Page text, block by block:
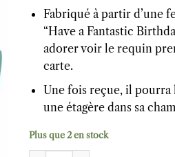
Fabriqué à partir d’une
“Have a Fantastic
adorer voir le requin
carte.
Une fois reçue, il pourra
une étagère dans sa
Plus que 2 en stock